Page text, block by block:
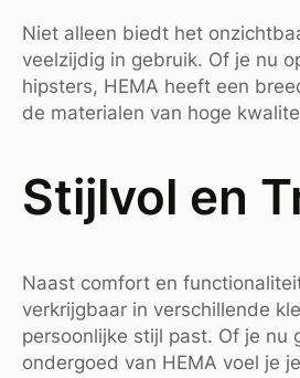
Niet alleen biedt het
veelzijdig in gebruik. Of je nu
hipsters, HEMA heeft een
de materialen van hoge
Stijlvol en
Naast comfort en
verkrijgbaar in verschillende
persoonlijke stijl past. Of je
ondergoed van HEMA voel je